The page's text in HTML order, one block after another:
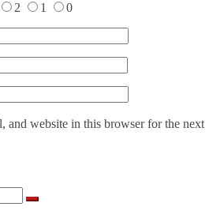
2 1 0
and website in this browser for the next